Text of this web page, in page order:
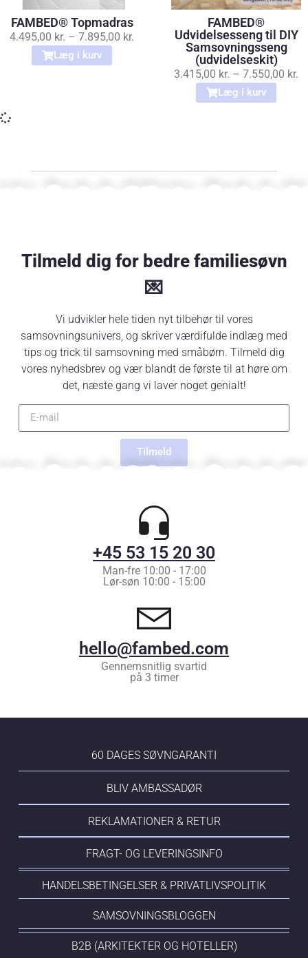
FAMBED® Topmadras
4.495,00 kr. – 7.895,00 kr.
Læg i kurv
FAMBED®
Udvidelsesseng til DIY
Samsovningsseng
(udvidelseskit)
3.415,00 kr. – 7.550,00 kr.
Læg i kurv
Tilmeld dig for bedre familiesøvn
💌
Vi udvikler hele tiden nyt tilbehør til vores
samsovningsunivers, og skriver værdifulde indlæg med
tips og trick til samsovning med småbørn. Tilmeld dig
vores nyhedsbrev og vær blandt de første til at høre om
det, næste gang vi laver noget genialt!
Tilmeld
+45 53 15 20 30
Man-fre 10:00 - 17:00
Lør-søn 10:00 - 15:00
hello@fambed.com
Gennemsnitlig svartid
på 3 timer
60 DAGES SØVNGARANTI
BLIV AMBASSADØR
REKLAMATIONER & RETUR
FRAGT- OG LEVERINGSINFO
HANDELSBETINGELSER & PRIVATLIVSPOLITIK
SAMSOVNINGSBLOGGEN
B2B (ARKITEKTER OG HOTELLER)